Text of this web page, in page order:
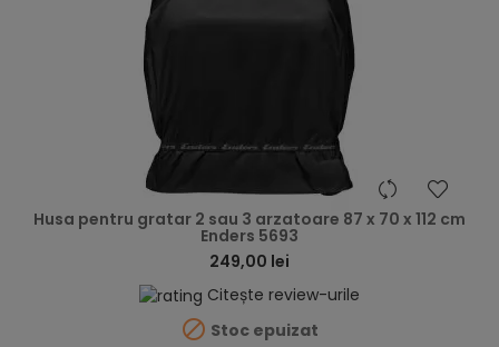
Husa pentru gratar 2 sau 3 arzatoare 87 x 70 x 112 cm
Enders 5693
249,00 lei
Citește review-urile
 Stoc epuizat